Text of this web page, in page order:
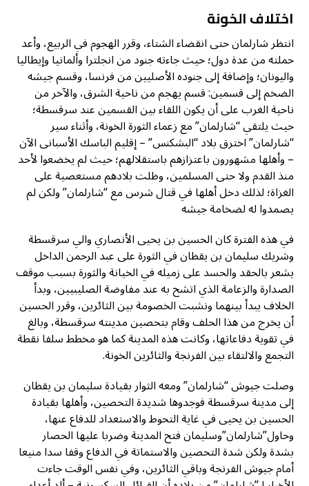
اختلاف الخونة
انتظر شارلمان حتى انقضاء الشتاء، وقرر الهجوم في الربيع، وأعد
حملته من عدة دول؛ حيث جاءته جنود من انجلترا وألمانيا وإيطاليا
واليونان؛ وإضافة إلى جنوده الأصليين من فرنسا، وقسم جيشه
الضخم إلى قسمين: قسم يهجم من ناحية الشرق، والآخر من
ناحية الغرب على أن يكون اللقاء بين القسمين عند سرقسطة؛
حيث يلتقي “شارلمان” مع زعماء الثورة الخونة، وأثناء سير
“شارلمان” اخترق بلاد “البشكنس” – إقليم الباسك الأسبانى الآن
– وأهلها مشهورون باعتزازهم باستقلالهم؛ حيث لم يخضعوا لأحد
منذ القدم ولا حتى المسلمين، وظلت بلادهم مستعصية على
الغزاة؛ لذلك دخل أهلها في قتال شرس مع “شارلمان” ولكن لم
يصمدوا له لضخامة جيشه
في هذه الفترة كان الحسين بن يحيى الأنصاري والي سرقسطة
وشريك سليمان بن يقظان في الثورة على عبد الرحمن الداخل
يشعر بالحقد والحسد على زميله في الخيانة والثورة بسبب موقف
الصدارة والزعامة الذي اتشح به عند مفاوضة الصليبيين، وبدأ
الخلاف يبدأ بينهما ونشبت الخصومة بين الثائرين، وقرر الحسين
أن يخرج من هذا الحلف وقام بتحصين مدينته سرقسطة، وبالغ
في تقوية دفاعاتها، وكانت هذه المدينة كما هو مخطط سلفا نقطة
التجمع والالتقاء بين الفرنجة والثائرين الخونة.
وصلت جيوش “شارلمان” ومعه الثوار بقيادة سليمان بن يقظان
إلى مدينة سرقسطة فوجدوها شديدة التحصين، وأهلها بقيادة
الحسين بن يحيى في غاية التحوط والاستعداد للدفاع عنها،
وحاول”شارلمان”وسليمان فتح المدينة وضربا عليها الحصار
بشدة ولكن شدة التحصين والاستماتة في الدفاع وقفا سدا منيعا
أمام جيوش الفرنجة وباقي الثائرين، وفي نفس الوقت جاءت